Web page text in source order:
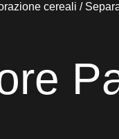
cereali /